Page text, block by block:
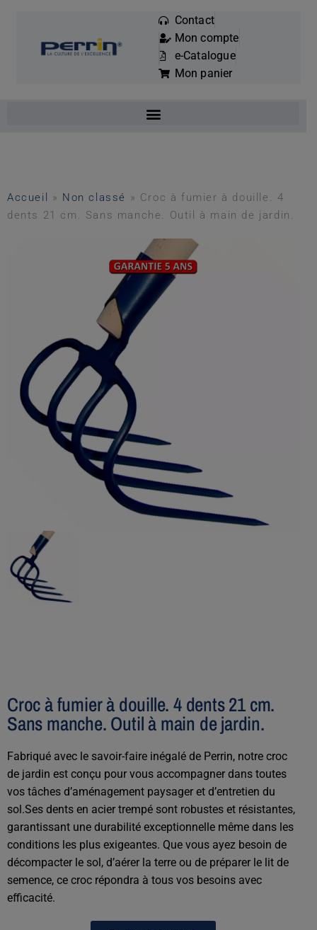
Mots
clés
:
Contact
Mon compte
e-Catalogue
Mon panier
Accueil » Non classé » Croc à fumier à douille. 4
dents 21 cm. Sans manche. Outil à main de jardin.
Croc à fumier à douille. 4 dents 21 cm.
Sans manche. Outil à main de jardin.
Fabriqué avec le savoir-faire inégalé de Perrin, notre croc
de jardin est conçu pour vous accompagner dans toutes
vos tâches d’aménagement paysager et d’entretien du
sol.Ses dents en acier trempé sont robustes et résistantes,
garantissant une durabilité exceptionnelle même dans les
conditions les plus exigeantes. Que vous ayez besoin de
décompacter le sol, d’aérer la terre ou de préparer le lit de
semence, ce croc répondra à tous vos besoins avec
efficacité.